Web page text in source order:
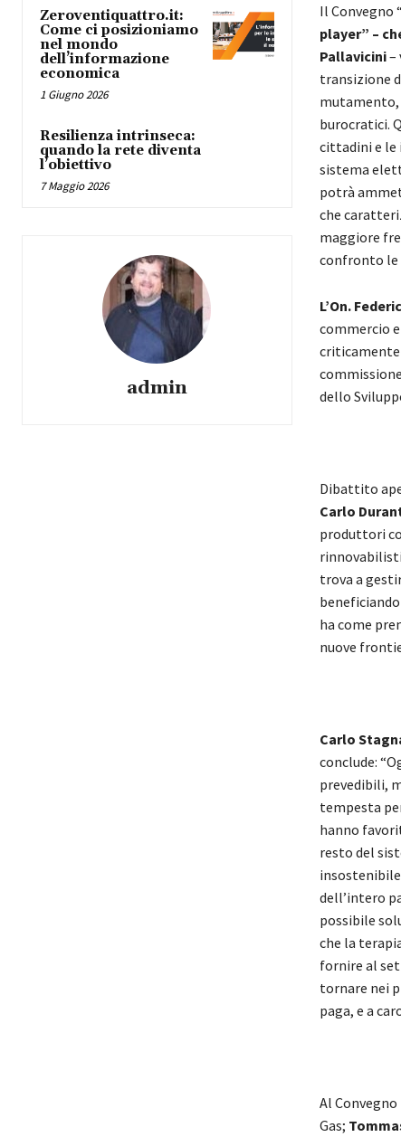
Zeroventiquattro.it:
Come ci posizioniamo
nel mondo
dell’informazione
economica
1 Giugno 2026
Resilienza intrinseca:
quando la rete diventa
l’obiettivo
7 Maggio 2026
admin
Il Convegno “
player” –
Pallavicini–
transizione
mutamento,
burocratici.
cittadini e le
sistema
potrà
che
maggiore
confronto le
L’On.
commercio
dello
Dibattito
Carlo
produttori
trova a
ha come
nuove
Carlo
conclude:
prevedibili,
tempesta
hanno
resto del
dell’intero
possibile
che la
fornire al
tornare nei
paga, e a
Al
Gas;